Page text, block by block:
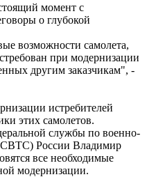
момент с
о глубокой
возможности самолета,
при модернизации
другим заказчикам", -
истребителей
этих самолетов.
службы по военно-
России Владимир
все необходимые
модернизации.